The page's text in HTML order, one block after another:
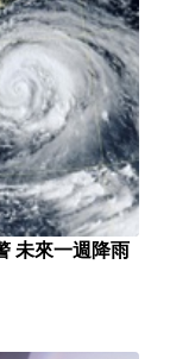
未來一週降雨